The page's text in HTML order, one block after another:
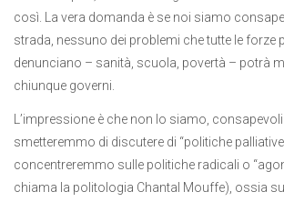
così. La vera domanda è se noi siamo
strada, nessuno dei problemi che tutte le forze
denunciano – sanità, scuola, povertà – potrà
chiunque governi.
L’impressione è che non lo siamo,
smetteremmo di discutere di “politiche
concentreremmo sulle politiche radicali o
chiama la politologia Chantal Mouffe), ossia